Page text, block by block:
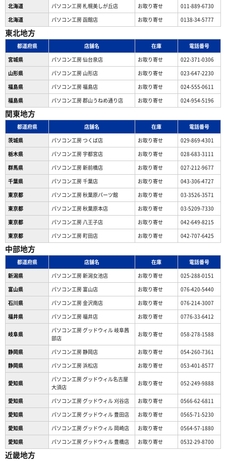
北海道
パソコン⼯房 札幌美しが丘店 お取り寄せ
011-889-6730
北海道
パソコン工房 函館店 お取り寄せ 0138-34-5777
東北地方
都道府県 店舗名 在庫
電話番号
宮城県
パソコン工房 仙台泉店 お取り寄せ
022-371-0306
山形県
パソコン工房 山形店 お取り寄せ
023-647-2230
福島県
パソコン工房 福島店 お取り寄せ
024-555-0611
福島県
パソコン工房 郡山うねめ通り店 お取り寄せ 024-954-5196
関東地方
都道府県 店舗名 在庫
電話番号
茨城県
パソコン工房 つくば店 お取り寄せ
029-869-4301
栃木県
パソコン工房 宇都宮店 お取り寄せ
028-683-3111
群馬県
パソコン工房 新前橋店 お取り寄せ
027-212-9677
千葉県
パソコン工房 千葉店 お取り寄せ
043-306-4727
東京都
パソコン工房 秋葉原パーツ館 お取り寄せ
03-3526-3571
東京都
パソコン工房 秋葉原本店 お取り寄せ
03-5209-7330
東京都
パソコン工房 八王子店 お取り寄せ
042-649-8215
東京都
パソコン工房 町田店 お取り寄せ 042-707-6425
中部地方
都道府県 店舗名 在庫
電話番号
新潟県
パソコン工房 新潟女池店 お取り寄せ
025-288-0151
富山県
パソコン工房 富山店 お取り寄せ
076-420-5440
石川県
パソコン工房 金沢南店 お取り寄せ
076-214-3007
福井県
パソコン工房 福井店 お取り寄せ 0776-33-6412
岐阜県
パソコン工房 グッドウィル 岐阜茜
部店
お取り寄せ 058-278-1588
静岡県 パソコン工房 静岡店 お取り寄せ
054-260-7361
静岡県
パソコン工房 浜松店 お取り寄せ 053-401-8577
愛知県
パソコン工房 グッドウィル名古屋
大須店
お取り寄せ 052-249-9888
愛知県 パソコン工房 グッドウィル 刈谷店 お取り寄せ
0566-62-6811
愛知県
パソコン工房 グッドウィル 豊田店 お取り寄せ
0565-71-5230
愛知県
パソコン工房 グッドウィル 岡崎店 お取り寄せ
0564-57-1880
愛知県
パソコン工房 グッドウィル 豊橋店 お取り寄せ 0532-29-8700
近畿地方